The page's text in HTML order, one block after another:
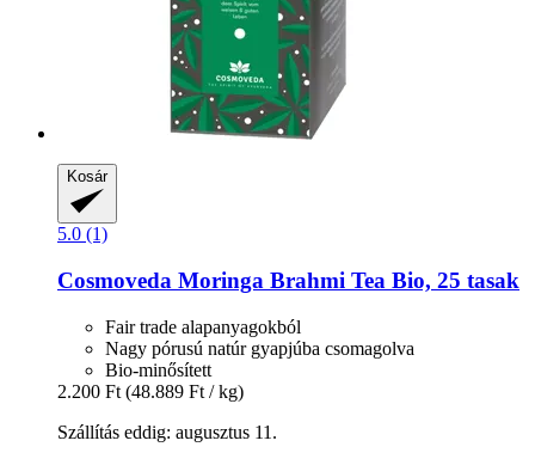
Kosár
5.0 (1)
Cosmoveda Moringa Brahmi Tea Bio, 25 tasak
Fair trade alapanyagokból
Nagy pórusú natúr gyapjúba csomagolva
Bio-minősített
2.200 Ft (48.889 Ft / kg)
Szállítás eddig: augusztus 11.